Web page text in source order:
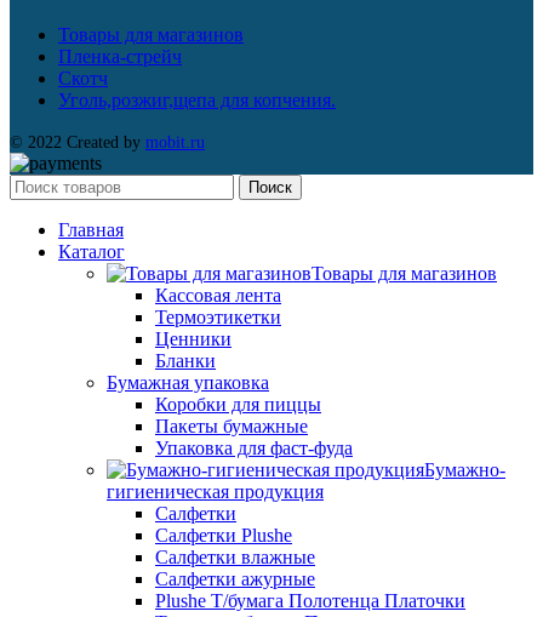
Товары для магазинов
Пленка-стрейч
Скотч
Уголь,розжиг,щепа для копчения.
© 2022 Created by mobit.ru
Поиск
Главная
Каталог
Товары для магазинов
Кассовая лента
Термоэтикетки
Ценники
Бланки
Бумажная упаковка
Коробки для пиццы
Пакеты бумажные
Упаковка для фаст-фуда
Бумажно-
гигиеническая продукция
Салфетки
Салфетки Plushe
Салфетки влажные
Салфетки ажурные
Plushe Т/бумага Полотенца Платочки